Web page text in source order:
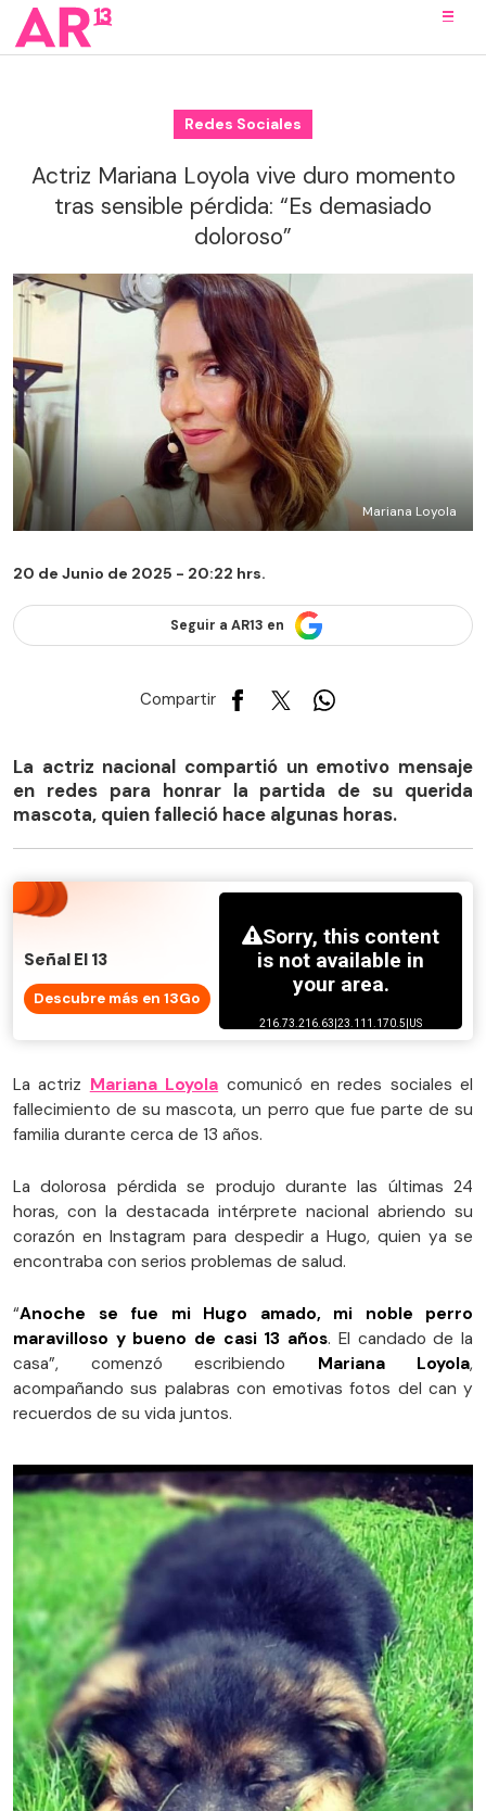
Redes Sociales
Actriz Mariana Loyola vive duro momento
tras sensible pérdida: “Es demasiado
doloroso”
Mariana Loyola
20 de Junio de 2025 - 20:22 hrs.
Seguir a AR13 en
Compartir
La actriz nacional compartió un emotivo mensaje
en redes para honrar la partida de su querida
mascota, quien falleció hace algunas horas.
Señal El 13
Descubre más en 13Go
La actriz Mariana Loyola comunicó en redes sociales el
fallecimiento de su mascota, un perro que fue parte de su
familia durante cerca de 13 años.
La dolorosa pérdida se produjo durante las últimas 24
horas, con la destacada intérprete nacional abriendo su
corazón en Instagram para despedir a Hugo, quien ya se
encontraba con serios problemas de salud.
“Anoche se fue mi Hugo amado, mi noble perro
maravilloso y bueno de casi 13 años. El candado de la
casa”, comenzó escribiendo Mariana Loyola,
acompañando sus palabras con emotivas fotos del can y
recuerdos de su vida juntos.